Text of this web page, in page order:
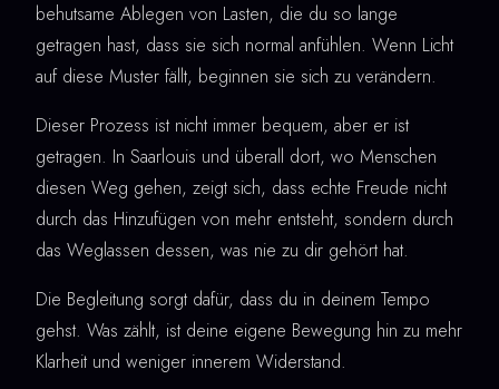
behutsame Ablegen von Lasten, die du so lange
getragen hast, dass sie sich normal anfühlen. Wenn Licht
auf diese Muster fällt, beginnen sie sich zu verändern.
Dieser Prozess ist nicht immer bequem, aber er ist
getragen. In Saarlouis und überall dort, wo Menschen
diesen Weg gehen, zeigt sich, dass echte Freude nicht
durch das Hinzufügen von mehr entsteht, sondern durch
das Weglassen dessen, was nie zu dir gehört hat.
Die Begleitung sorgt dafür, dass du in deinem Tempo
gehst. Was zählt, ist deine eigene Bewegung hin zu mehr
Klarheit und weniger innerem Widerstand.